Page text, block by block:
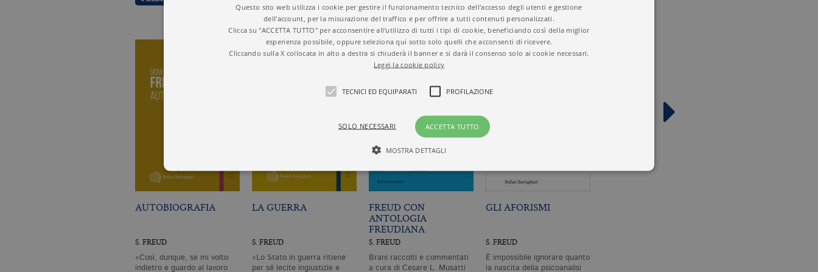
AUTOBIOGRAFIA
S. FREUD
«Così, dunque, se mi volto
indietro e guardo al lavoro
LA GUERRA
S. FREUD
«Lo Stato in guerra ritiene
per sé lecite ingiustizie e
FREUD CON
ANTOLOGIA
FREUDIANA
S. FREUD
Brani raccolti e commentati
a cura di Cesare L. Musatti
GLI AFORISMI
S. FREUD
È impossibile ignorare quanto
la nascita della psicoanalisi
Questo sito web utilizza i cookie per gestire il funzionamento tecnico dell'accesso degli utenti e gestione
dell'account, per la misurazione del traffico e per offrire a tutti contenuti personalizzati.
Clicca su "ACCETTA TUTTO" per acconsentire all'utilizzo di tutti i tipi di cookie, beneficiando così della miglior
esperienza possibile, oppure seleziona qui sotto solo quelli che acconsenti di ricevere.
Cliccando sulla X collocata in alto a destra si chiuderà il banner e si darà il consenso solo ai cookie necessari.
Leggi la cookie policy
TECNICI ED EQUIPARATI PROFILAZIONE
ACCETTA TUTTO
SOLO NECESSARI
MOSTRA DETTAGLI
I cookie tecnici sono strettamente necessari, consentono la funzionalità del sito Web principale come l'accesso degli utenti e la gestione
dell'account. Il sito Web non può essere utilizzato correttamente senza i cookie strettamente necessari. Col rispetto delle condizioni previste dal
Garante, i cookie analitici sono equiparati ai tecnici e dunque non necessitano del consenso.
Nome Dominio Scadenza
Descrizione